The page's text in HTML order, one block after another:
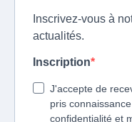
Inscrivez-vous à
actualités.
Inscription
J'accepte de
pris
confidentialité et